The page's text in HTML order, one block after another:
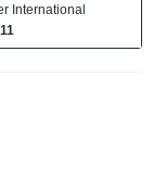
International